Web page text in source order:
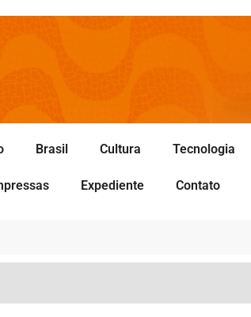
Brasil Cultura Tecnologia
Expediente Contato